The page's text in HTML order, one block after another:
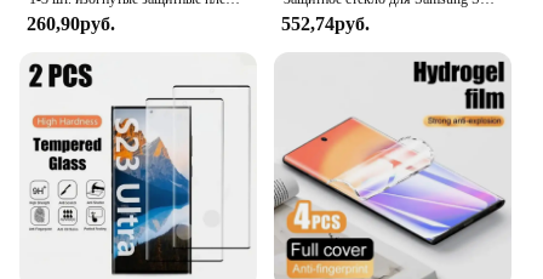
260,90руб. 552,74руб.